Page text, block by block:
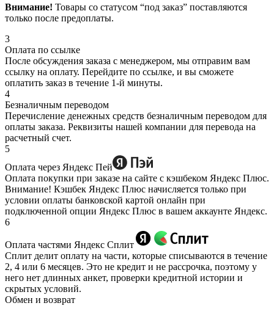
Внимание! Товары со статусом “под заказ” поставляются
только после предоплаты.
3
Оплата по ссылке
После обсуждения заказа с менеджером, мы отправим вам
ссылку на оплату. Перейдите по ссылке, и вы сможете
оплатить заказ в течение 1-й минуты.
4
Безналичным переводом
Перечисление денежных средств безналичным переводом для
оплаты заказа. Реквизиты нашей компании для перевода на
расчетный счет.
5
Оплата через Яндекс Пей
Оплата покупки при заказе на сайте с кэшбеком Яндекс Плюс.
Внимание! Кэшбек Яндекс Плюс начисляется только при
условии оплаты банковской картой онлайн при
подключенной опции Яндекс Плюс в вашем аккаунте Яндекс.
6
Оплата частями Яндекс Сплит
Сплит делит оплату на части, которые списываются в течение
2, 4 или 6 месяцев. Это не кредит и не рассрочка, поэтому у
него нет длинных анкет, проверки кредитной истории и
скрытых условий.
Обмен и возврат